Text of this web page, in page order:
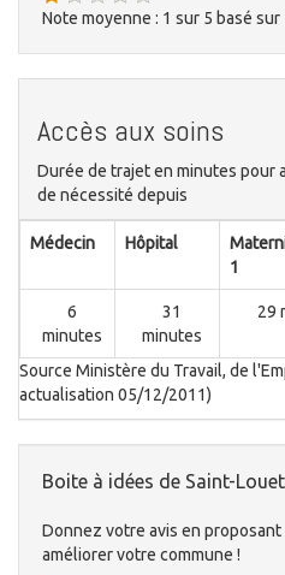
Note moyenne : 1 sur 5 basé sur
Accès aux soins
Durée de trajet en minutes pour
de nécessité depuis
Médecin Hôpital
1
6
minutes
31
minutes
29
Source Ministère du Travail, de
actualisation 05/12/2011)
Boite à idées de Saint-
Donnez votre avis en
améliorer votre commune !